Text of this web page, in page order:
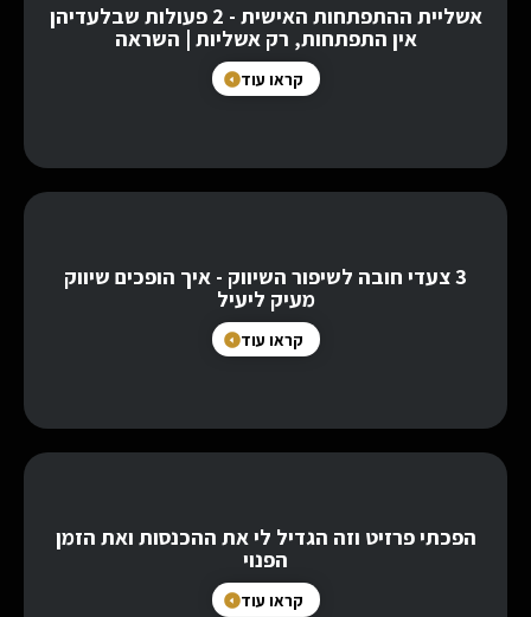
אשליית ההתפתחות האישית - 2 פעולות שבלעדיהן
אין התפתחות, רק אשליות | השראה
קראו עוד
3 צעדי חובה לשיפור השיווק - איך הופכים שיווק
מעיק ליעיל
קראו עוד
הפכתי פרזיט וזה הגדיל לי את ההכנסות ואת הזמן
הפנוי
קראו עוד